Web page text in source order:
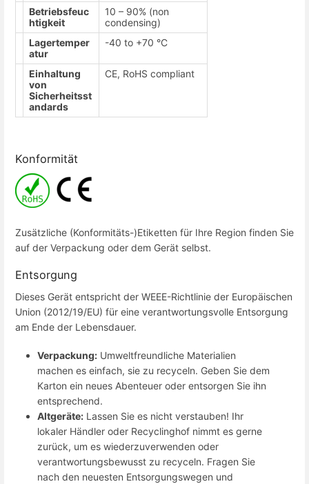
Betriebsfeuc
htigkeit
10 – 90% (non
condensing)
Lagertemper
atur
-40 to +70 °C
Einhaltung
von
Sicherheitsst
andards
CE, RoHS compliant
Konformität
Zusätzliche (Konformitäts-)Etiketten für Ihre Region finden Sie
auf der Verpackung oder dem Gerät selbst.
Entsorgung
Dieses Gerät entspricht der WEEE-Richtlinie der Europäischen
Union (2012/19/EU) für eine verantwortungsvolle Entsorgung
am Ende der Lebensdauer.
Verpackung: Umweltfreundliche Materialien
machen es einfach, sie zu recyceln. Geben Sie dem
Karton ein neues Abenteuer oder entsorgen Sie ihn
entsprechend.
Altgeräte: Lassen Sie es nicht verstauben! Ihr
lokaler Händler oder Recyclinghof nimmt es gerne
zurück, um es wiederzuverwenden oder
verantwortungsbewusst zu recyceln. Fragen Sie
nach den neuesten Entsorgungswegen und